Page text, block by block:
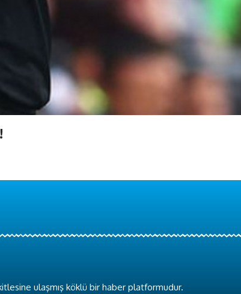
ulaşmış köklü bir haber platformudur.